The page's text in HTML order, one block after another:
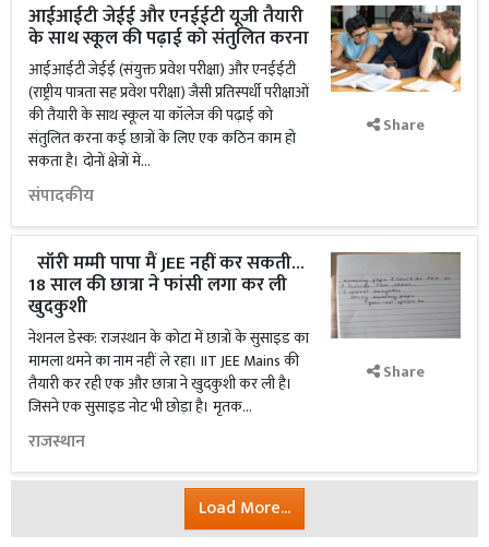
आईआईटी जेईई और एनईईटी यूजी तैयारी
के साथ स्कूल की पढ़ाई को संतुलित करना
आईआईटी जेईई (संयुक्त प्रवेश परीक्षा) और एनईईटी
(राष्ट्रीय पात्रता सह प्रवेश परीक्षा) जैसी प्रतिस्पर्धी परीक्षाओं
की तैयारी के साथ स्कूल या कॉलेज की पढ़ाई को
संतुलित करना कई छात्रों के लिए एक कठिन काम हो
सकता है। दोनों क्षेत्रों में...
संपादकीय
Share
सॉरी मम्मी पापा मैं JEE नहीं कर सकती...
18 साल की छात्रा ने फांसी लगा कर ली
खुदकुशी
नेशनल डेस्क: राजस्थान के कोटा में छात्रों के सुसाइड का
मामला थमने का नाम नहीं ले रहा। IIT JEE Mains की
तैयारी कर रही एक और छात्रा ने खुदकुशी कर ली है।
जिसने एक सुसाइड नोट भी छोड़ा है। मृतक...
राजस्थान
Share
Load More...